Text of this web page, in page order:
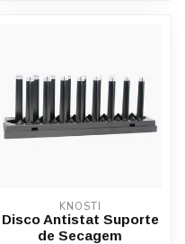
KNOSTI
Disco Antistat Suporte
de Secagem